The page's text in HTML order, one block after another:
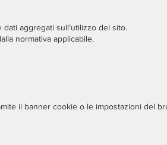
aggregati sull’utilizzo del sito.
normativa applicabile.
il banner cookie o le impostazioni del